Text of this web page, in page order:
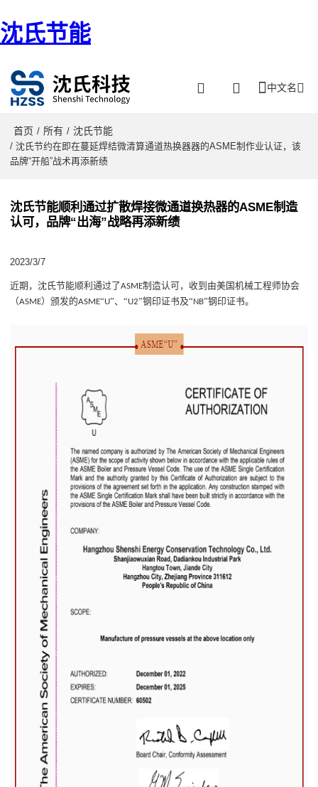
沈氏节能
中文名
首页 / 所有 / 沈氏节能
/ 沈氏节约在即在蔓延焊结微清算通道热换器器的ASME制作业认证，该
品牌“开船”战术再添新绩
沈氏节能顺利通过扩散焊接微通道换热器的ASME制造
认可，品牌“出海”战略再添新绩
2023/3/7
近期 ，沈氏节能顺利通过 了ASME制造认可 ， 收到 由美国机械工程师协会
（ASME）颁发的ASME“U”、“U2”钢印证书及“ NB”钢印证书。